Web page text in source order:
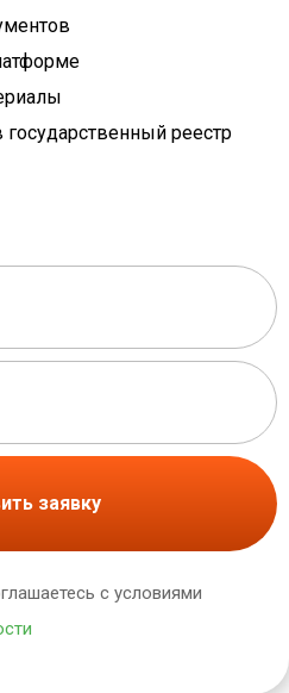
реестр
заявку
с условиями